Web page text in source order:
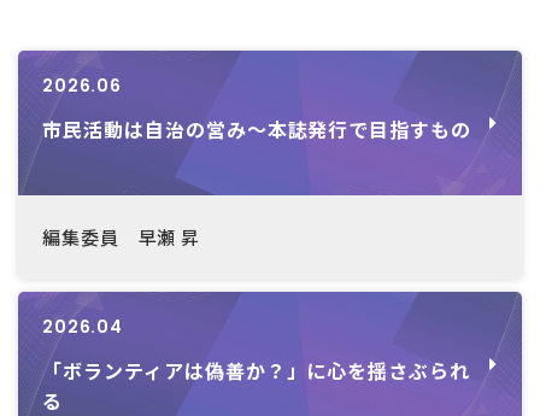
2026.06
市民活動は自治の営み～本誌発行で目指すもの
編集委員 早瀬 昇
2026.04
「ボランティアは偽善か？」に心を揺さぶられ
る